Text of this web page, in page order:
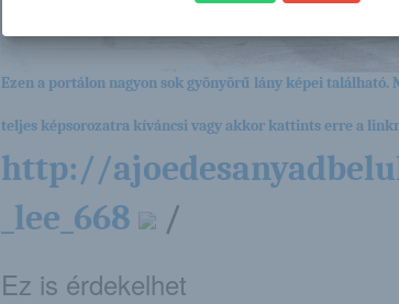
Ezen a portálon nagyon sok gyönyörű lány képei
teljes képsorozatra kíváncsi vagy akkor kattints erre a
http://
_lee_668
/
Ez is érdekelhet